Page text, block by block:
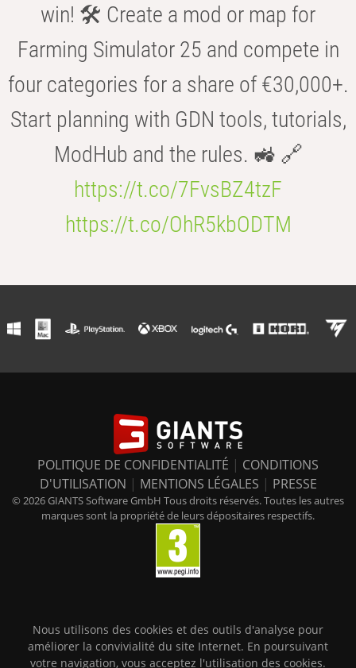
win! 🛠️ Create a mod or map for
Farming Simulator 25 and compete in
four categories for a share of €30,000+.
Start planning with GDN tools, tutorials,
ModHub and the rules. 🚜 🔗
https://t.co/7FvsBZ4tzF
https://t.co/OhR5kbODTM
POLITIQUE DE CONFIDENTIALITÉ | CONDITIONS
D'UTILISATION | MENTIONS LÉGALES | PRESSE
© 2026 GIANTS Software GmbH Tous droits réservés. Toutes les autres
marques sont la propriété de leurs dépositaires respectifs.
Nous utilisons des cookies et des outils d'analyse pour
améliorer la convivialité du site Internet. En poursuivant
votre navigation, vous acceptez l'utilisation des cookies.